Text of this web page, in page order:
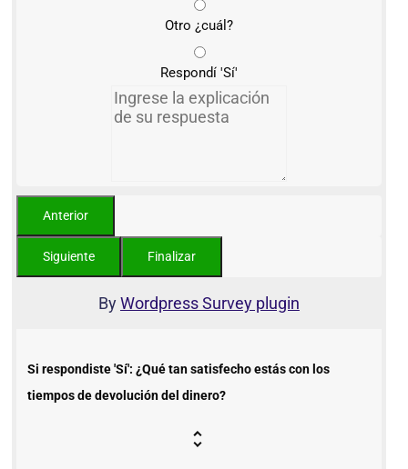
Otro ¿cuál?
Respondí 'Sí'
ByWordpress Survey plugin
Si respondiste 'Sí': ¿Qué tan satisfecho estás con los
tiempos de devolución del dinero?